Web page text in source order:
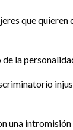
que quieren
la
una